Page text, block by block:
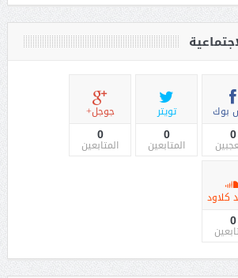
بوك
0
تويتر
0
المتابعين
جوجل+
0
المتابعين
كلاود
0